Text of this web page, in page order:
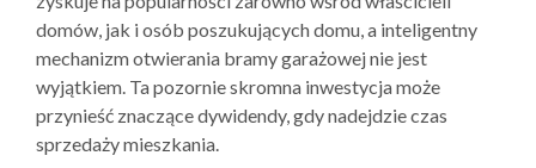
domów, jak i osób poszukujących domu, a inteligentny
mechanizm otwierania bramy garażowej nie jest
wyjątkiem. Ta pozornie skromna inwestycja może
przynieść znaczące dywidendy, gdy nadejdzie czas
sprzedaży mieszkania.